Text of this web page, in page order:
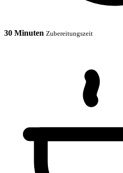
30 Minuten Zubereitungszeit